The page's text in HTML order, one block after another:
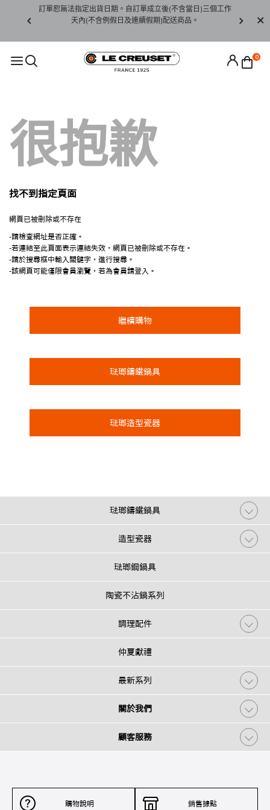
下水)，若
訂單恕無法指定出貨日期。自訂單成立後(不含當日)三個工作
天內(不含例假日及連續假期)配送商品。
請至
0
很抱歉
找不到指定頁面
網頁已被刪除或不存在
-請檢查網址是否正確。
-若連結至此頁面表示連結失效，網頁已被刪除或不存在。
-請於搜尋框中輸入關鍵字，進行搜尋。
-該網頁可能僅限會員瀏覽，若為會員請登入。
繼續購物
琺瑯鑄鐵鍋具
琺瑯造型瓷器
琺瑯鑄鐵鍋具
造型瓷器
琺瑯鋼鍋具
陶瓷不沾鍋系列
調理配件
仲夏獻禮
最新系列
關於我們
顧客服務
購物說明 銷售據點